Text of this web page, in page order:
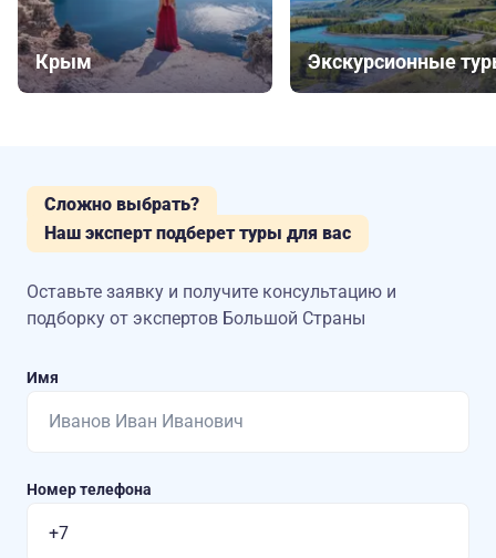
Крым Экскурсионные
Сложно выбрать?
Наш эксперт подберет туры для вас
Оставьте заявку и получите консультацию и
подборку от экспертов Большой Страны
Имя
Номер телефона